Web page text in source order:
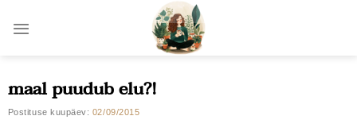
maal puudub elu?!
Postituse kuupäev: 02/09/2015